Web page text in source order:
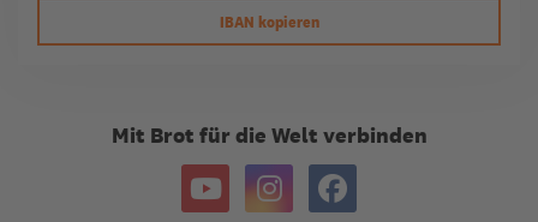
IBAN kopieren
Mit Brot für die Welt verbinden